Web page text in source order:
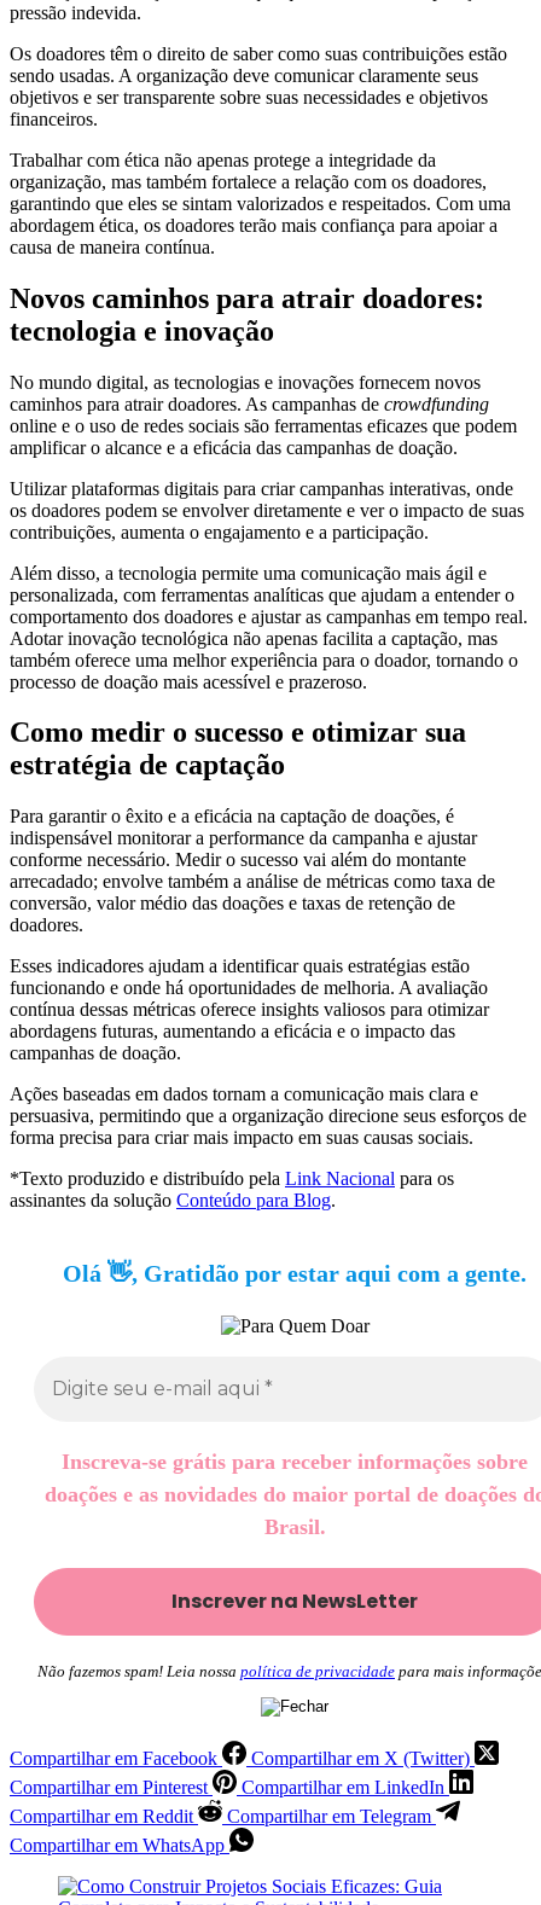
pressão indevida.
Os doadores têm o direito de saber como suas contribuições estão
sendo usadas. A organização deve comunicar claramente seus
objetivos e ser transparente sobre suas necessidades e objetivos
financeiros.
Trabalhar com ética não apenas protege a integridade da
organização, mas também fortalece a relação com os doadores,
garantindo que eles se sintam valorizados e respeitados. Com uma
abordagem ética, os doadores terão mais confiança para apoiar a
causa de maneira contínua.
Novos caminhos para atrair doadores:
tecnologia e inovação
No mundo digital, as tecnologias e inovações fornecem novos
caminhos para atrair doadores. As campanhas de crowdfunding
online e o uso de redes sociais são ferramentas eficazes que podem
amplificar o alcance e a eficácia das campanhas de doação.
Utilizar plataformas digitais para criar campanhas interativas, onde
os doadores podem se envolver diretamente e ver o impacto de suas
contribuições, aumenta o engajamento e a participação.
Além disso, a tecnologia permite uma comunicação mais ágil e
personalizada, com ferramentas analíticas que ajudam a entender o
comportamento dos doadores e ajustar as campanhas em tempo real.
Adotar inovação tecnológica não apenas facilita a captação, mas
também oferece uma melhor experiência para o doador, tornando o
processo de doação mais acessível e prazeroso.
Como medir o sucesso e otimizar sua
estratégia de captação
Para garantir o êxito e a eficácia na captação de doações, é
indispensável monitorar a performance da campanha e ajustar
conforme necessário. Medir o sucesso vai além do montante
arrecadado; envolve também a análise de métricas como taxa de
conversão, valor médio das doações e taxas de retenção de
doadores.
Esses indicadores ajudam a identificar quais estratégias estão
funcionando e onde há oportunidades de melhoria. A avaliação
contínua dessas métricas oferece insights valiosos para otimizar
abordagens futuras, aumentando a eficácia e o impacto das
campanhas de doação.
Ações baseadas em dados tornam a comunicação mais clara e
persuasiva, permitindo que a organização direcione seus esforços de
forma precisa para criar mais impacto em suas causas sociais.
*Texto produzido e distribuído pela Link Nacional para os
assinantes da solução Conteúdo para Blog.
Olá 👋, Gratidão por estar aqui com a gente.
Inscreva-se grátis para receber informações sobre
doações e as novidades do maior portal de doações
Brasil.
Não fazemos spam! Leia nossa política de privacidade para mais
Compartilhar em Facebook
Compartilhar em X (Twitter)
Compartilhar em Pinterest
Compartilhar em LinkedIn
Compartilhar em Reddit
Compartilhar em Telegram
Compartilhar em WhatsApp